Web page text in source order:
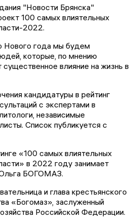
"Новости Брянска"
100 самых влиятельных
2022.
Нового года мы будем
которые, по мнению
влияние на жизнь в
кандидатуры в рейтинг
с экспертами в
независимые
Список публикуется с
«100 самых влиятельных
в 2022 году занимает
Ольга БОГОМАЗ.
и глава крестьянского
«Богомаз», заслуженный
Российской Федерации.